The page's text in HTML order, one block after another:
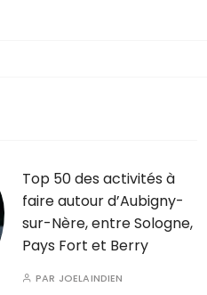
Top 50 des activités à
faire autour d’Aubigny-
sur-Nère, entre Sologne,
Pays Fort et Berry
PAR JOELAINDIEN